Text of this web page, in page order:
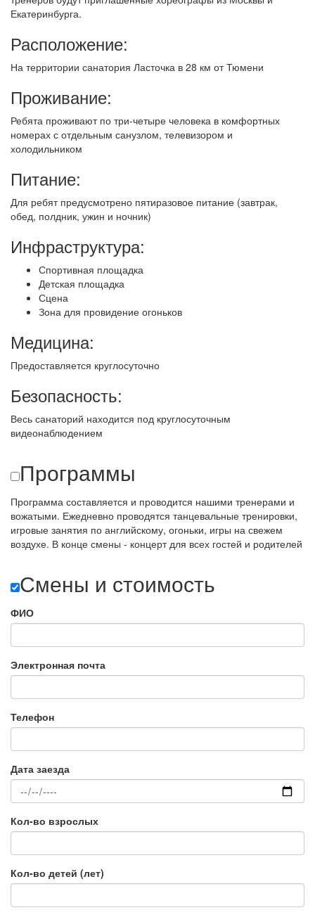
Екатеринбурга.
Расположение:
На территории санатория Ласточка в 28 км от Тюмени
Проживание:
Ребята проживают по три-четыре человека в комфортных
номерах с отдельным санузлом, телевизором и
холодильником
Питание:
Для ребят предусмотрено пятиразовое питание (завтрак,
обед, полдник, ужин и ночник)
Инфраструктура:
Спортивная площадка
Детская площадка
Сцена
Зона для провидение огоньков
Медицина:
Предоставляется круглосуточно
Безопасность:
Весь санаторий находится под круглосуточным
видеонаблюдением
Программы
Программа составляется и проводится нашими тренерами и
вожатыми. Ежедневно проводятся танцевальные тренировки,
игровые занятия по английскому, огоньки, игры на свежем
воздухе. В конце смены - концерт для всех гостей и родителей
Смены и стоимость
ФИО
Электронная почта
Телефон
Дата заезда
Кол-во взрослых
Кол-во детей (лет)